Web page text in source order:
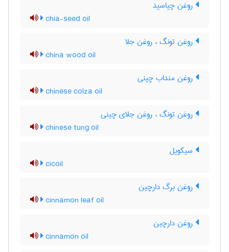
روغن چیاسید
chia-seed oil
روغن تونگ ، روغن جلا
china wood oil
روغن منداب چینی
chinese colza oil
روغن تونگ ، روغن جلای چینی
chinese tung oil
سیکویل
cicoil
روغن برگ دارچین
cinnamon leaf oil
روغن دارچین
cinnamon oil